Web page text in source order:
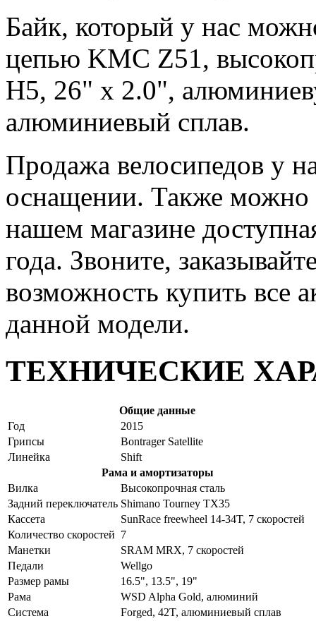
Байк, который у нас
цепью KMC Z51,
H5, 26" x 2.0",
алюминиевый сплав.
Продажа велосипедов у
оснащении. Также можно
нашем магазине
года. Звоните,
возможность купить все
данной модели.
ТЕХНИЧЕСКИЕ
Общие данные
Год
2015
Грипсы
Bontrager Satellite
Линейка
Shift
Рама и амортизаторы
Вилка
Высокопрочная сталь
Задний переключатель Shimano Tourney TX35
Кассета
SunRace freewheel 14-34T, 7 скоростей
Количество скоростей 7
Манетки
SRAM MRX, 7 скоростей
Педали
Wellgo
Размер рамы
16.5", 13.5", 19"
Рама
WSD Alpha Gold, алюминий
Система
Forged, 42T, алюминиевый сплав